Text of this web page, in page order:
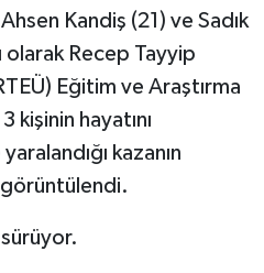
Kandiş (21) ve Sadık
olarak Recep Tayyip
Eğitim ve Araştırma
kişinin hayatını
kazanın